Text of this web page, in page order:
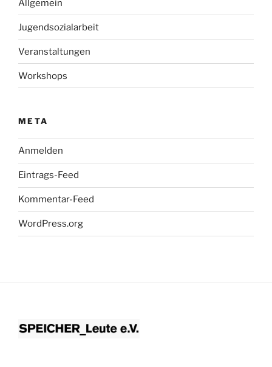
Allgemein
Jugendsozialarbeit
Veranstaltungen
Workshops
META
Anmelden
Eintrags-Feed
Kommentar-Feed
WordPress.org